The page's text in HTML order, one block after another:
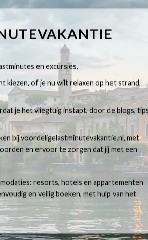
en excursies.
kiezen, of je nu wilt relaxen op het strand,
je het vliegtuig instapt, door de blogs,
bij voordeligelastminutevakantie.nl, met
en ervoor te zorgen dat jij met een
resorts, hotels en appartementen
en veilig boeken, met hulp van het